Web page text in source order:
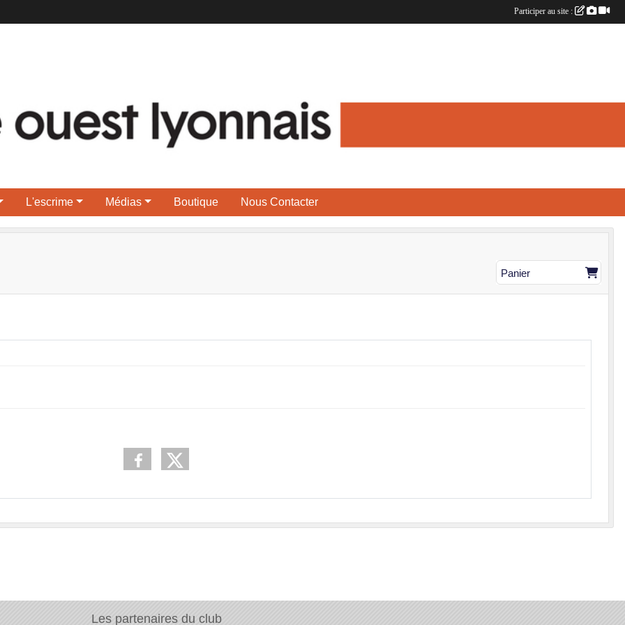
L'escrime Médias Boutique Nous Contacter
Panier
Les partenaires du club
Participer au site :